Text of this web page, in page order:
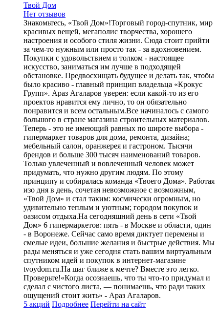
Твой Дом
Нет отзывов
Знакомьтесь, «Твой Дом»!Торговый город-спутник, мир
красивых вещей, мегаполис творчества, хорошего
настроения и особого стиля жизни. Сюда стоит прийти
за чем-то нужным или просто так - за вдохновением.
Покупки с удовольствием и толком - настоящее
искусство, заниматься им лучше в подходящей
обстановке. Предвосхищать будущее и делать так, чтобы
было красиво - главный принцип владельца «Крокус
Групп». Араз Агаларов уверен: если какой-то из его
проектов нравится ему лично, то он обязательно
понравится и всем остальным.Все начиналось с самого
большого в стране магазина строительных материалов.
Теперь - это не имеющий равных по широте выбора -
гипермаркет товаров для дома, ремонта, дизайна;
мебельный салон, оранжерея и гастроном. Тысячи
брендов и больше 300 тысяч наименований товаров.
Только увлеченный и вовлеченный человек может
придумать, что нужно другим людям. По этому
принципу и собиралась команда «Твоего Дома». Работая
изо дня в день, сочетая невозможное с возможным,
«Твой Дом» и стал таким: космически огромным, но
удивительно теплым и уютным; городом покупок и
оазисом отдыха.На сегодняшний день в сети «Твой
Дом» 6 гипермаркетов: пять - в Москве и области, один
- в Воронеже. Сейчас само время диктует перемены и
смелые идеи, большие желания и быстрые действия. Мы
рады меняться и уже сегодня стать вашим виртуальным
спутником идей и покупок в интернет-магазине
tvoydom.ru.На шаг ближе к мечте? Вместе это легко.
Проверьте!«Когда осознаешь, что ты что-то придумал и
сделал с чистого листа, — понимаешь, что ради таких
ощущений стоит жить» - Араз Агаларов.
5 акций Подробнее Перейти на сайт